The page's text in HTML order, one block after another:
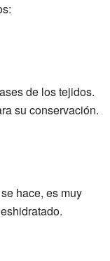
de los tejidos.
su conservación.
hace, es muy